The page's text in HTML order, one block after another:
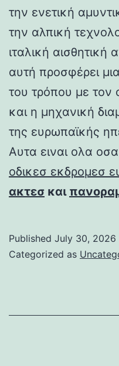
την ενετική
την αλπική
ιταλική αισθητική
αυτή προσφέρει
του τρόπου με τον
και η μηχανική
της ευρωπαϊκής
Αυτα ειναι ολα
οδικεσ εκδρομεσ
ακτεσ και
Published July 30, 2026
Categorized as